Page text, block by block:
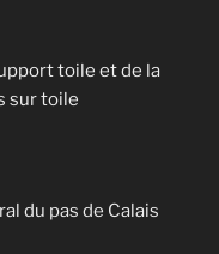
toile et de la
sur toile
du pas de Calais